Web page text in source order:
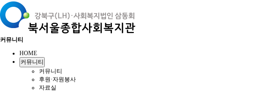
커뮤니티
HOME
커뮤니티
커뮤니티
후원·자원봉사
자료실